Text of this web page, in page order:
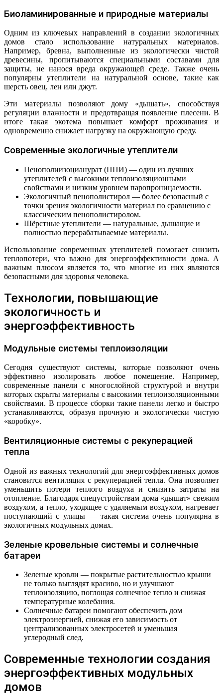
Биоламинированные и природные материалы
Одним из ключевых направлений в создании экологичных
домов стало использование натуральных материалов.
Например, бревна, выполненные из экологически чистой
древесины, пропитываются специальными составами для
защиты, не нанося вреда окружающей среде. Также очень
популярны утеплители на натуральной основе, такие как
шерсть овец, лен или джут.
Эти материалы позволяют дому «дышать», способствуя
регуляции влажности и предотвращая появление плесени. В
итоге такая экотема повышает комфорт проживания и
одновременно снижает нагрузку на окружающую среду.
Современные экологичные утеплители
Пенополиизоцианурат (ППИ) — один из лучших
утеплителей с высокими теплоизоляционными
свойствами и низким уровнем паропроницаемости.
Экологичный пенополистирол — более безопасный с
точки зрения экологичности материал по сравнению с
классическим пенополистиролом.
Шёрстные утеплители — натуральные, дышащие и
полностью перерабатываемые материалы.
Использование современных утеплителей помогает снизить
теплопотери, что важно для энергоэффективности дома. А
важным плюсом является то, что многие из них являются
безопасными для здоровья человека.
Технологии, повышающие
экологичность и
энергоэффективность
Модульные системы теплоизоляции
Сегодня существуют системы, которые позволяют очень
эффективно изолировать любое помещение. Например,
современные панели с многослойной структурой и внутри
которых скрыты материалы с высокими теплоизоляционными
свойствами. В процессе сборки такие панели легко и быстро
устанавливаются, образуя прочную и экологически чистую
«коробку».
Вентиляционные системы с рекуперацией
тепла
Одной из важных технологий для энергоэффективных домов
становится вентиляция с рекуперацией тепла. Она позволяет
уменьшить потери теплого воздуха и снизить затраты на
отопление. Благодаря спецустройствам дома «дышат» свежим
воздухом, а тепло, уходящее с удаляемым воздухом, нагревает
поступающий с улицы — такая система очень популярна в
экологичных модульных домах.
Зеленые кровельные системы и солнечные
батареи
Зеленые кровли — покрытые растительностью крыши
не только выглядят красиво, но и улучшают
теплоизоляцию, поглощая солнечное тепло и снижая
температурные колебания.
Солнечные батареи помогают обеспечить дом
электроэнергией, снижая его зависимость от
централизованных электросетей и уменьшая
углеродный след.
Современные технологии создания
энергоэффективных модульных
домов